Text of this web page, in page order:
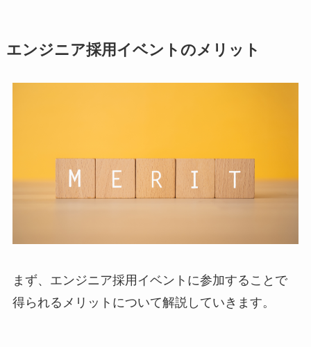
エンジニア採用イベントのメリット
まず、エンジニア採用イベントに参加することで
得られるメリットについて解説していきます。